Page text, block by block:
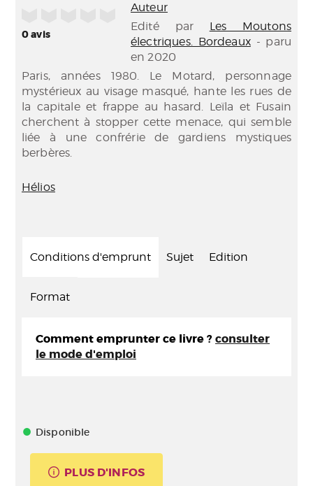
0avis
Auteur
Edité par Les Moutons
électriques. Bordeaux- paru
en 2020
Paris, années 1980. Le Motard, personnage
mystérieux au visage masqué, hante les rues de
la capitale et frappe au hasard. Leïla et Fusain
cherchent à stopper cette menace, qui semble
liée à une confrérie de gardiens mystiques
berbères.
Hélios
Conditions d'emprunt Sujet Edition
Format
Comment emprunter ce livre ? consulter
le mode d'emploi
Disponible
PLUS D'INFOS